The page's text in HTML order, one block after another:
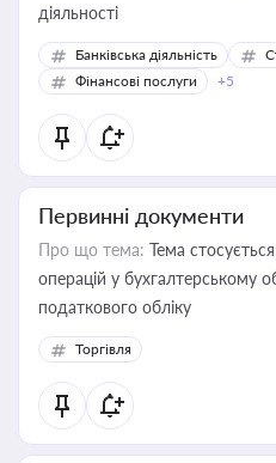
діяльності
Банківська діяльність
Фінансові послуги
+5
Первинні документи
Про що тема: Тема
операцій у бухгалтерському
податкового обліку
Торгівля